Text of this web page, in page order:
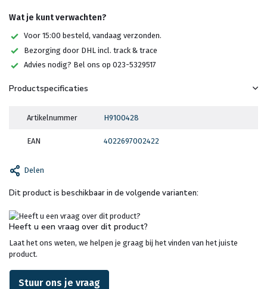
Wat je kunt verwachten?
Voor 15:00 besteld, vandaag verzonden.
Bezorging door DHL incl. track & trace
Advies nodig? Bel ons op 023-5329517
Productspecificaties
Artikelnummer H9100428
EAN 4022697002422
Delen
Dit product is beschikbaar in de volgende varianten:
Heeft u een vraag over dit product?
Laat het ons weten, we helpen je graag bij het vinden van het juiste
product.
Stuur ons je vraag